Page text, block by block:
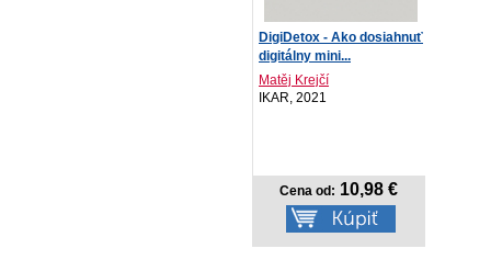
DigiDetox - Ako dosiahnuť
digitálny mini...
Matěj Krejčí
IKAR, 2021
Cena od: 10,98 €